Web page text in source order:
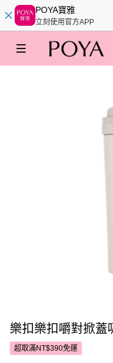
POYA寶雅
立刻使用官方APP
樂扣樂扣嚼對掀蓋
超取滿NT$390免運